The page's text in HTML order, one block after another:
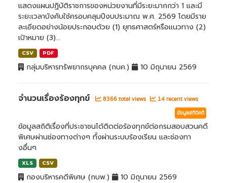
แสดงแผนปฏิบัติราชการของหน่วยงานที่มีระยะมากกว่า 1 และมี
ระยะเวลาบังคับใช้ครอบคลุมปีงบประมาณ พ.ศ. 2569 โดยมีราย
ละเอียดอย่างน้อยประกอบด้วย (1) ยุทธศาสตร์หรือแนวทาง (2)
เป้าหมาย (3)...
CSV PDF
กลุ่มบริหารทรัพยากรบุคคล (กบค.) 10 มิถุนายน 2569
จำนวนเรื่องร้องทุกข์ 8366 total views 14 recent views
ข้อมูลสถิติคดี
ข้อมูลสถิติเรื่องที่ประชาชนได้ติดต่อร้องทุกข์ต่อกรมสอบสวนคดี
พิเศษผ่านช่องทางต่างๆ ทั้งผ่านระบบร้องเรียน และช่องทา
งอื่นๆ
XLS CSV
กองบริหารคดีพิเศษ (กบพ.) 10 มิถุนายน 2569